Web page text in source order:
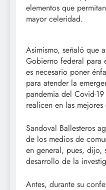
elementos que
mayor celeridad.
Asimismo, señaló que
Gobierno federal para
es necesario poner
para atender la
pandemia del Covid-19
realicen en las
Sandoval Ballesteros
de los medios de
en general, pues, dijo,
desarrollo de la
Antes, durante su